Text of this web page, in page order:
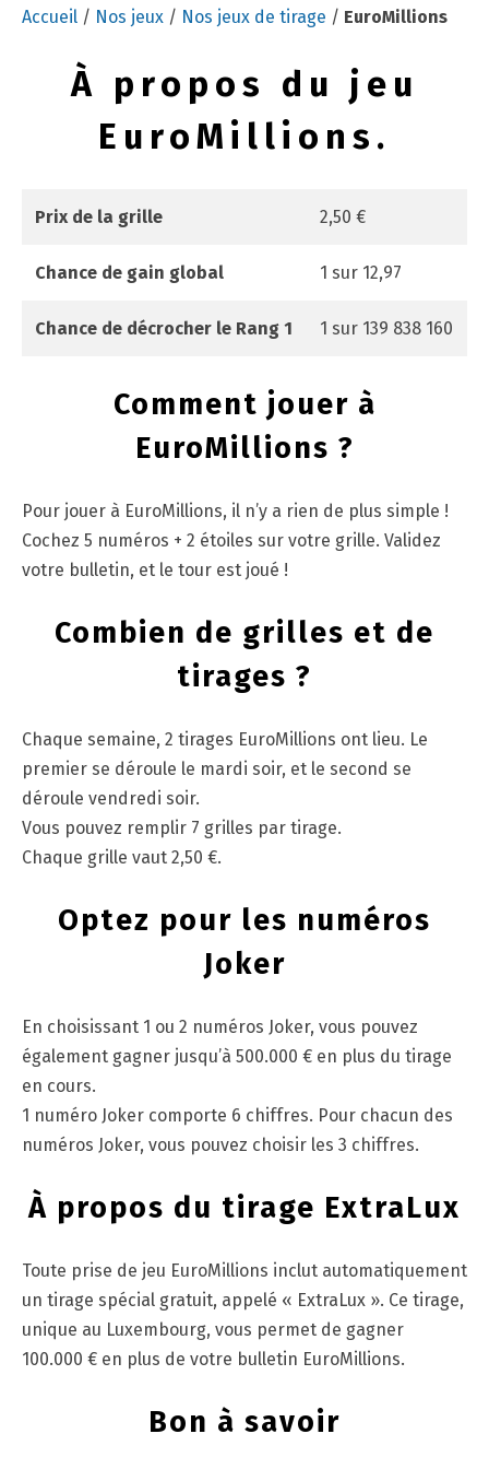
Accueil / Nos jeux / Nos jeux de tirage / EuroMillions
À propos du jeu
EuroMillions.
Prix de la grille 2,50 €
Chance de gain global 1 sur 12,97
Chance de décrocher le Rang 1 1 sur 139 838 160
Comment jouer à
EuroMillions ?
Pour jouer à EuroMillions, il n’y a rien de plus simple !
Cochez 5 numéros + 2 étoiles sur votre grille. Validez
votre bulletin, et le tour est joué !
Combien de grilles et de
tirages ?
Chaque semaine, 2 tirages EuroMillions ont lieu. Le
premier se déroule le mardi soir, et le second se
déroule vendredi soir.
Vous pouvez remplir 7 grilles par tirage.
Chaque grille vaut 2,50 €.
Optez pour les numéros
Joker
En choisissant 1 ou 2 numéros Joker, vous pouvez
également gagner jusqu’à 500.000 € en plus du tirage
en cours.
1 numéro Joker comporte 6 chiffres. Pour chacun des
numéros Joker, vous pouvez choisir les 3 chiffres.
À propos du tirage ExtraLux
Toute prise de jeu EuroMillions inclut automatiquement
un tirage spécial gratuit, appelé « ExtraLux ». Ce tirage,
unique au Luxembourg, vous permet de gagner
100.000 € en plus de votre bulletin EuroMillions.
Bon à savoir